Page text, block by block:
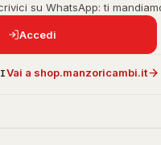
su WhatsApp: ti
Accedi
Vai a shop.manzoricambi.it